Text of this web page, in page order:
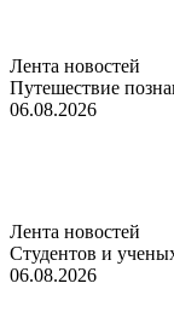
Лента новостей
Путешествие
06.08.2026
Лента новостей
Студентов и
06.08.2026